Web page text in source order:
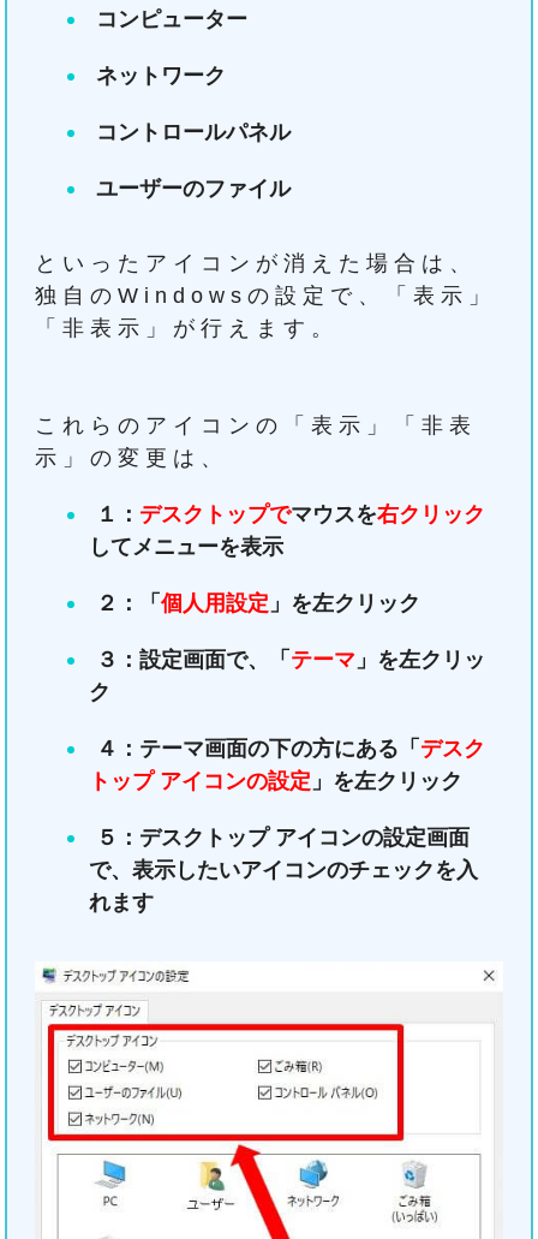
コンピューター
ネットワーク
コントロールパネル
ユーザーのファイル
といったアイコンが消えた場合は、
独自のWindowsの設定で、「表示」
「非表示」が行えます。
これらのアイコンの「表示」「非表
示」の変更は、
１： デスクトップでマウスを右クリック
してメニューを表示
２：「個人用設定 」を左クリック
３：設定画面で、「 テーマ 」を左クリッ
ク
４：テーマ画面の下の方にある「 デスク
トップ アイコンの設定 」を左クリック
５：デスクトップ アイコンの設定画面
で、表示したいアイコンのチェックを入
れます